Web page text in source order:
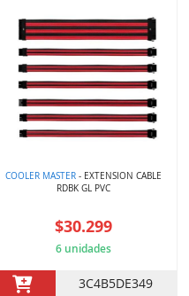
COOLER MASTER- EXTENSION CABLE
RDBK GL PVC
$30.299
6 unidades
3C4B5DE349